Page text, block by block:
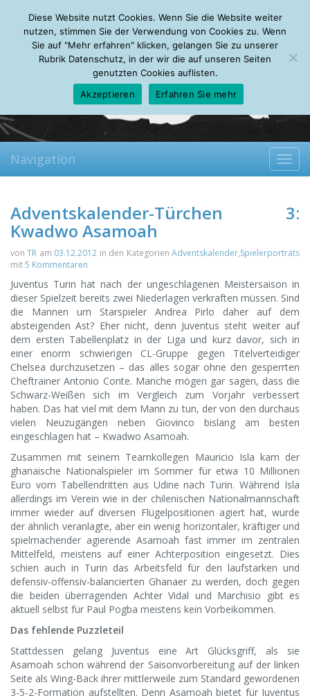
Saturday, 08.08.2026
Mein Account
About Autoren Leseempfehlungen FAQ
Navigation
Adventskalender-Türchen 3:
Kwadwo Asamoah
vonTR am 03.12.2012 in den KategorienAdventskalender,Spielerporträts
mit5 Kommentaren
Juventus Turin hat nach der ungeschlagenen Meistersaison in
dieser Spielzeit bereits zwei Niederlagen verkraften müssen. Sind
die Mannen um Starspieler Andrea Pirlo daher auf dem
absteigenden Ast? Eher nicht, denn Juventus steht weiter auf
dem ersten Tabellenplatz in der Liga und kurz davor, sich in
einer enorm schwierigen CL-Gruppe gegen Titelverteidiger
Chelsea durchzusetzen – das alles sogar ohne den gesperrten
Cheftrainer Antonio Conte. Manche mögen gar sagen, dass die
Schwarz-Weißen sich im Vergleich zum Vorjahr verbessert
haben. Das hat viel mit dem Mann zu tun, der von den durchaus
vielen Neuzugängen neben Giovinco bislang am besten
eingeschlagen hat – Kwadwo Asamoah.
Zusammen mit seinem Teamkollegen Mauricio Isla kam der
ghanaische Nationalspieler im Sommer für etwa 10 Millionen
Euro vom Tabellendritten aus Udine nach Turin. Während Isla
allerdings im Verein wie in der chilenischen Nationalmannschaft
immer wieder auf diversen Flügelpositionen agiert hat, wurde
der ähnlich veranlagte, aber ein wenig horizontaler, kräftiger und
spielmachender agierende Asamoah fast immer im zentralen
Mittelfeld, meistens auf einer Achterposition eingesetzt. Dies
schien auch in Turin das Arbeitsfeld für den laufstarken und
defensiv-offensiv-balancierten Ghanaer zu werden, doch gegen
die beiden überragenden Achter Vidal und Marchisio gibt es
aktuell selbst für Paul Pogba meistens kein Vorbeikommen.
Das fehlende Puzzleteil
Stattdessen gelang Juventus eine Art Glücksgriff, als sie
Asamoah schon während der Saisonvorbereitung auf der linken
Seite als Wing-Back ihrer mittlerweile zum Standard gewordenen
3-5-2-Formation aufstellten. Denn Asamoah bietet für Juventus
Diese Website nutzt Cookies. Wenn Sie die Website weiter
nutzen, stimmen Sie der Verwendung von Cookies zu. Wenn
Sie auf "Mehr erfahren" klicken, gelangen Sie zu unserer
Rubrik Datenschutz, in der wir die auf unseren Seiten
genutzten Cookies auflisten.
Akzeptieren
Erfahren Sie mehr